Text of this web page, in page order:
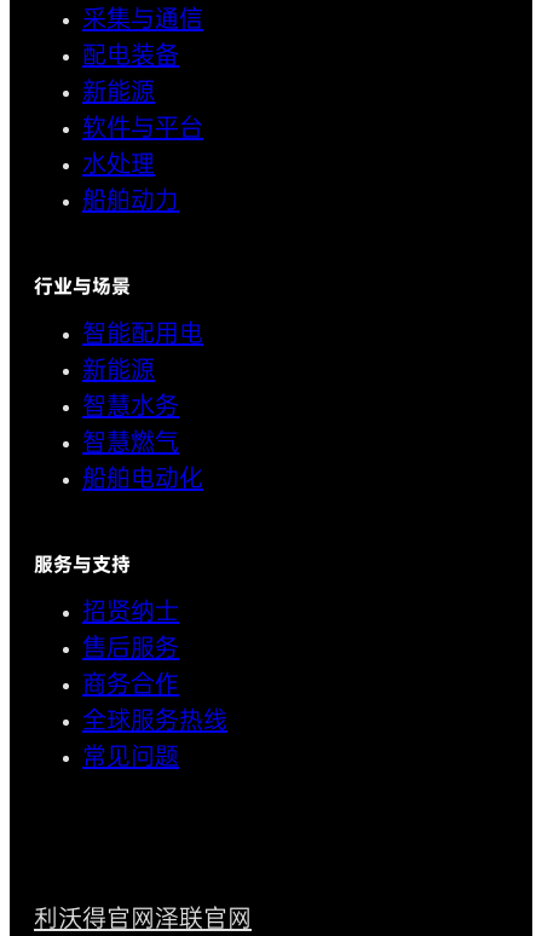
采集与通信
配电装备
新能源
软件与平台
水处理
船舶动力
行业与场景
智能配用电
新能源
智慧水务
智慧燃气
船舶电动化
服务与支持
招贤纳士
售后服务
商务合作
全球服务热线
常见问题
利沃得官网泽联官网